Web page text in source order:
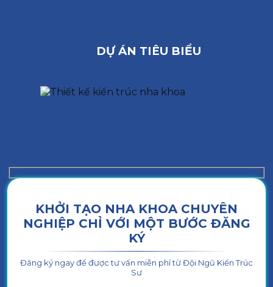
DỰ ÁN TIÊU BIỂU
KHỞI TẠO NHA KHOA CHUYÊN
NGHIỆP CHỈ VỚI MỘT BƯỚC ĐĂNG
KÝ
Đăng ký ngay để được tư vấn miễn phí từ Đội Ngũ Kiến Trúc
Sư